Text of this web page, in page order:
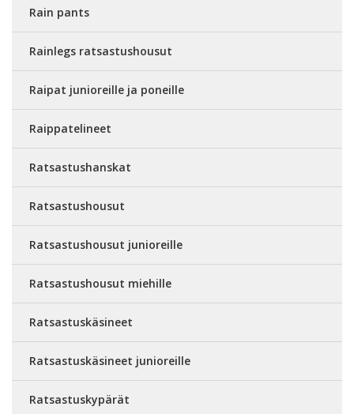
Rain pants
Rainlegs ratsastushousut
Raipat junioreille ja poneille
Raippatelineet
Ratsastushanskat
Ratsastushousut
Ratsastushousut junioreille
Ratsastushousut miehille
Ratsastuskäsineet
Ratsastuskäsineet junioreille
Ratsastuskypärät